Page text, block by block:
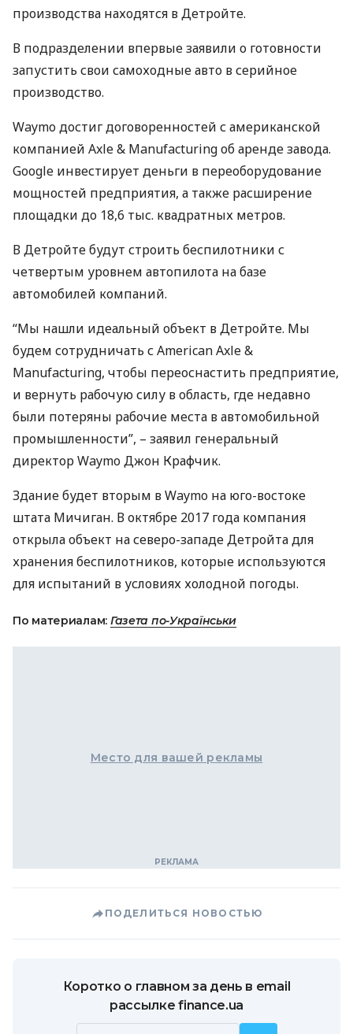
производства находятся в Детройте.
В подразделении впервые заявили о готовности
запустить свои самоходные авто в серийное
производство.
Waymo достиг договоренностей с американской
компанией Axle & Manufacturing об аренде завода.
Google инвестирует деньги в переоборудование
мощностей предприятия, а также расширение
площадки до 18,6 тыс. квадратных метров.
В Детройте будут строить беспилотники с
четвертым уровнем автопилота на базе
автомобилей компаний.
“Мы нашли идеальный объект в Детройте. Мы
будем сотрудничать с American Axle &
Manufacturing, чтобы переоснастить предприятие,
и вернуть рабочую силу в область, где недавно
были потеряны рабочие места в автомобильной
промышленности”, – заявил генеральный
директор Waymo Джон Крафчик.
Здание будет вторым в Waymo на юго-востоке
штата Мичиган. В октябре 2017 года компания
открыла объект на северо-западе Детройта для
хранения беспилотников, которые используются
для испытаний в условиях холодной погоды.
По материалам: Газета по-Українськи
Место для вашей рекламы
ПОДЕЛИТЬСЯ НОВОСТЬЮ
Коротко о главном за день в email
рассылке finance.ua